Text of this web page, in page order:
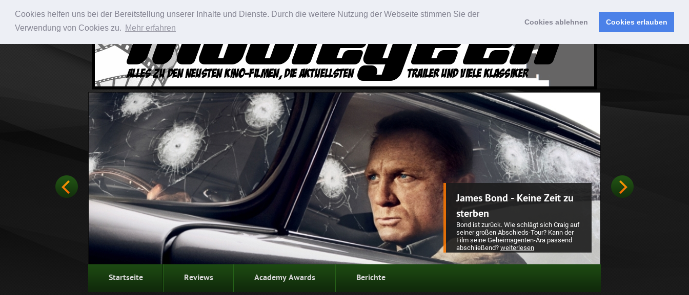
Cookies helfen uns bei der Bereitstellung unserer Inhalte und Dienste. Durch die weitere Nutzung der Webseite stimmen Sie der
Verwendung von Cookies zu. Mehr erfahren
Cookies ablehnen Cookies erlauben
Sonic The Hedgehog
Der blaue Igel rast mit auf die große
Leinwand. Die Frage ist: Anschaubar, oder
Totalschaden?weiterlesen
Startseite Reviews Academy Awards Berichte